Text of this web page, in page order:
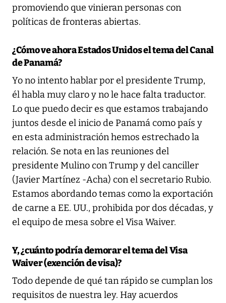
promoviendo que vinieran personas con
políticas de fronteras abiertas.
¿Cómo ve ahora Estados Unidos el tema del Canal
de Panamá?
Yo no intento hablar por el presidente Trump,
él habla muy claro y no le hace falta traductor.
Lo que puedo decir es que estamos trabajando
juntos desde el inicio de Panamá como país y
en esta administración hemos estrechado la
relación. Se nota en las reuniones del
presidente Mulino con Trump y del canciller
(Javier Martínez -Acha) con el secretario Rubio.
Estamos abordando temas como la exportación
de carne a EE. UU., prohibida por dos décadas, y
el equipo de mesa sobre el Visa Waiver.
Y, ¿cuánto podría demorar el tema del Visa
Waiver (exención de visa)?
Todo depende de qué tan rápido se cumplan los
requisitos de nuestra ley. Hay acuerdos